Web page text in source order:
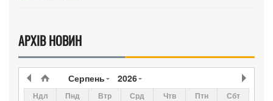
АРХІВ НОВИН
Серпень 2026
Ндл Пнд Втр Срд Чтв Птн Сбт